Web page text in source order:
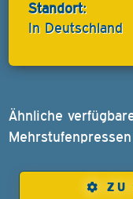
Standort:
In Deutschland
Ähnliche
ZU